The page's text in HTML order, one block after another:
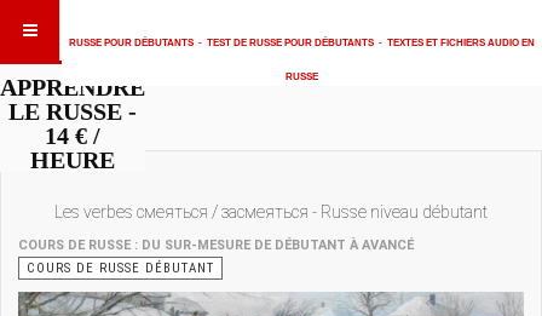
RUSSE POUR DÉBUTANTS - TEST DE RUSSE POUR DÉBUTANTS - TEXTES ET FICHIERS AUDIO EN
RUSSE
APPRENDRE
LE RUSSE -
14 € /
HEURE
Les verbes смеяться / засмеяться - Russe niveau débutant
COURS DE RUSSE : DU SUR-MESURE DE DÉBUTANT À AVANCÉ
COURS DE RUSSE DÉBUTANT